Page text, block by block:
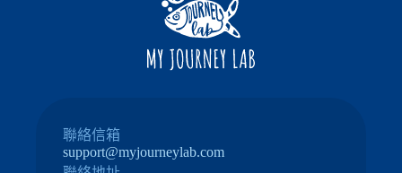
聯絡信箱
support@myjourneylab.com